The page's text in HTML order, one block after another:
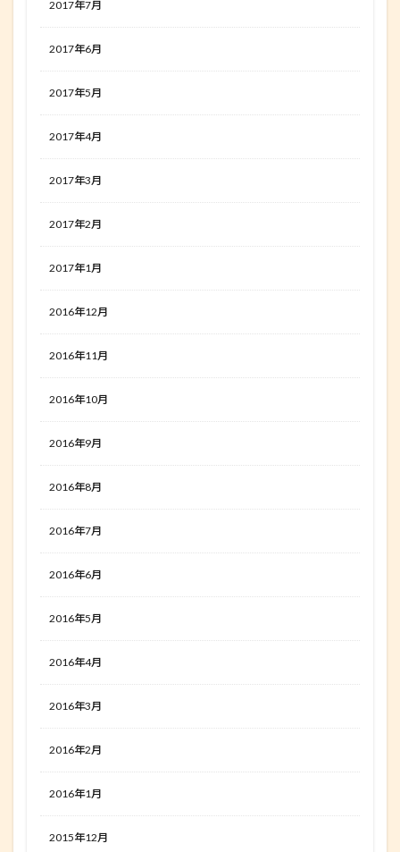
2017年7月
2017年6月
2017年5月
2017年4月
2017年3月
2017年2月
2017年1月
2016年12月
2016年11月
2016年10月
2016年9月
2016年8月
2016年7月
2016年6月
2016年5月
2016年4月
2016年3月
2016年2月
2016年1月
2015年12月